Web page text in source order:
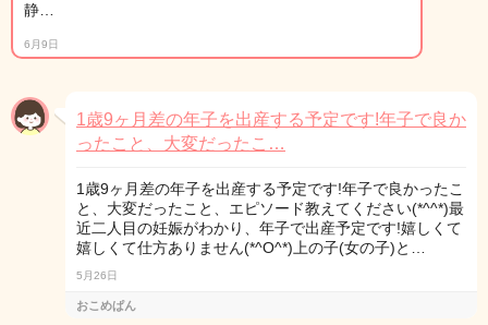
静…
6月9日
1歳9ヶ月差の年子を出産する予定です!年子で良か
ったこと、大変だったこ…
1歳9ヶ月差の年子を出産する予定です!年子で良かったこ
と、大変だったこと、エピソード教えてください(*^^*)最
近二人目の妊娠がわかり、年子で出産予定です!嬉しくて
嬉しくて仕方ありません(*^O^*)上の子(女の子)と…
5月26日
おこめぱん